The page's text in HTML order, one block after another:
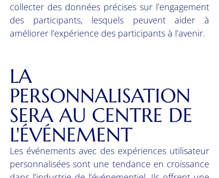
collecter des données précises sur l’engagement
des participants, lesquels peuvent aider à
améliorer l’expérience des participants à l’avenir.
LA
PERSONNALISATION
SERA AU CENTRE DE
L'ÉVÉNEMENT
Les événements avec des expériences utilisateur
personnalisées sont une tendance en croissance